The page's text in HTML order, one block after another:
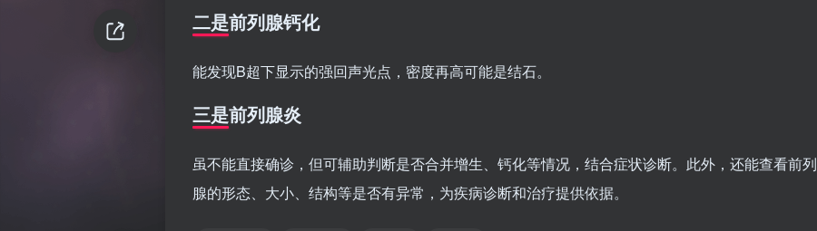
二是前列腺钙化
能发现B超下显示的强回声光点，密度再高可能是结石。
三是前列腺炎
虽不能直接确诊，但可辅助判断是否合并增生、钙化等情况，结合症状诊断。此外，还能查看前列
腺的形态、大小、结构等是否有异常，为疾病诊断和治疗提供依据。